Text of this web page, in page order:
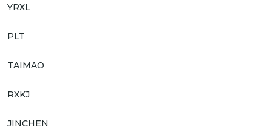
YRXL
PLT
TAIMAO
RXKJ
JINCHEN